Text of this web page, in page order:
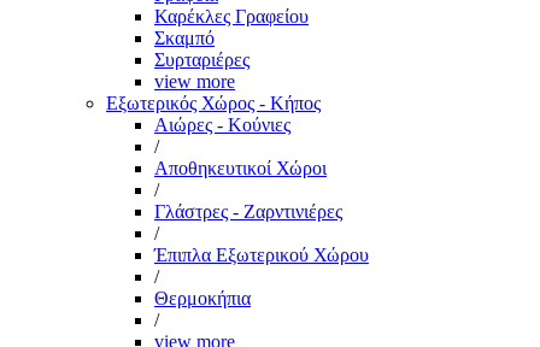
Καρέκλες Γραφείου
Σκαμπό
Συρταριέρες
view more
Εξωτερικός Χώρος - Κήπος
Αιώρες - Κούνιες
/
Αποθηκευτικοί Χώροι
/
Γλάστρες - Ζαρντινιέρες
/
Έπιπλα Εξωτερικού Χώρου
/
Θερμοκήπια
/
view more